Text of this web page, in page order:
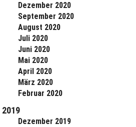
Dezember 2020
September 2020
August 2020
Juli 2020
Juni 2020
Mai 2020
April 2020
März 2020
Februar 2020
2019
Dezember 2019